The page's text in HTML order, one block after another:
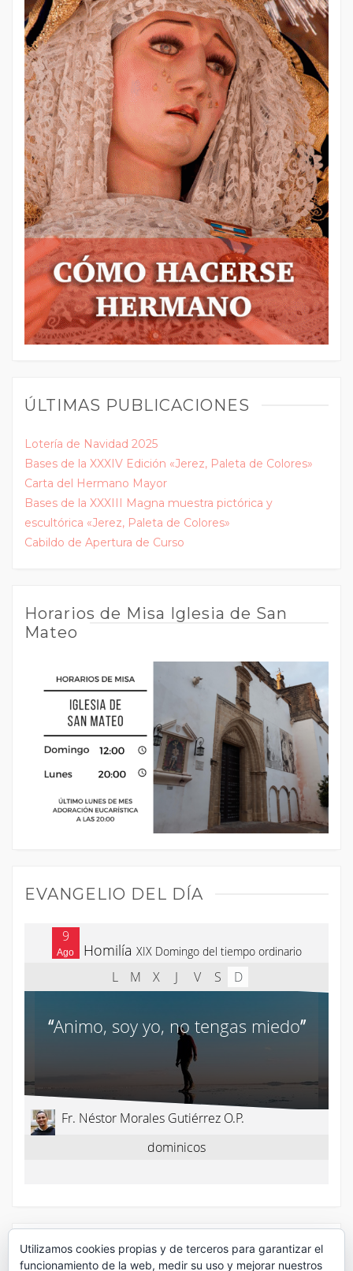
ÚLTIMAS PUBLICACIONES
Lotería de Navidad 2025
Bases de la XXXIV Edición «Jerez, Paleta de Colores»
Carta del Hermano Mayor
Bases de la XXXIII Magna muestra pictórica y
escultórica «Jerez, Paleta de Colores»
Cabildo de Apertura de Curso
Horarios de Misa Iglesia de San
Mateo
EVANGELIO DEL DÍA
¡Síguenos en Twitter!
Utilizamos cookies propias y de terceros para garantizar el
funcionamiento de la web, medir su uso y mejorar nuestros